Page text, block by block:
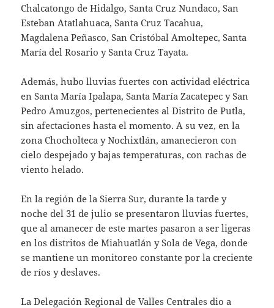
Chalcatongo de Hidalgo, Santa Cruz Nundaco, San
Esteban Atatlahuaca, Santa Cruz Tacahua,
Magdalena Peñasco, San Cristóbal Amoltepec, Santa
María del Rosario y Santa Cruz Tayata.
Además, hubo lluvias fuertes con actividad eléctrica
en Santa María Ipalapa, Santa María Zacatepec y San
Pedro Amuzgos, pertenecientes al Distrito de Putla,
sin afectaciones hasta el momento. A su vez, en la
zona Chocholteca y Nochixtlán, amanecieron con
cielo despejado y bajas temperaturas, con rachas de
viento helado.
En la región de la Sierra Sur, durante la tarde y
noche del 31 de julio se presentaron lluvias fuertes,
que al amanecer de este martes pasaron a ser ligeras
en los distritos de Miahuatlán y Sola de Vega, donde
se mantiene un monitoreo constante por la creciente
de ríos y deslaves.
La Delegación Regional de Valles Centrales dio a